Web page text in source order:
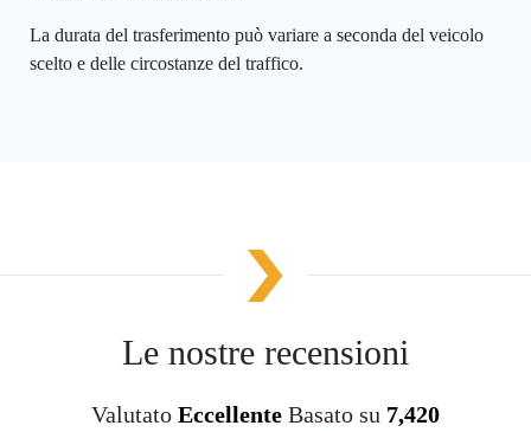
La durata del trasferimento può variare a seconda del veicolo
scelto e delle circostanze del traffico.
Le nostre recensioni
Valutato Eccellente Basato su 7,420